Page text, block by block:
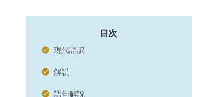
目次
現代語訳
解説
語句解説